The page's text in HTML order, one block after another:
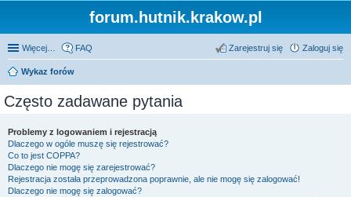
forum.hutnik.krakow.pl
Więcej… FAQ Zaloguj się
Zarejestruj się
Wykaz forów
Często zadawane pytania
Problemy z logowaniem i rejestracją
Dlaczego w ogóle muszę się rejestrować?
Co to jest COPPA?
Dlaczego nie mogę się zarejestrować?
Rejestracja została przeprowadzona poprawnie, ale nie mogę się zalogować!
Dlaczego nie mogę się zalogować?